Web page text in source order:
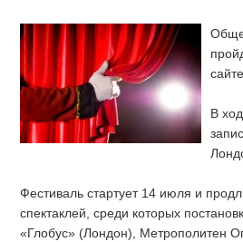
В
Фестиваль стартует 14 июля и
спектаклей, среди которых
«Глобус» (Лондон), Метрополитен